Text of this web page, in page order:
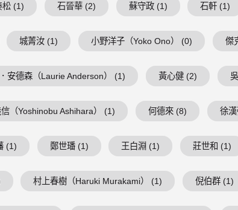
松 (1) 石晉華 (2) 蘇守政 (1) 石軒 (1)
城菁汝 (1) 小野洋子（Yoko Ono） (0) 傑
安德森（Laurie Anderson） (1) 黃心健 (2)
（Yoshinobu Ashihara） (1) 何德來 (8) 徐
(1) 鄭世璠 (1) 王白淵 (1) 莊世和 (1)
村上春樹（Haruki Murakami） (1) 倪伯群 (1)